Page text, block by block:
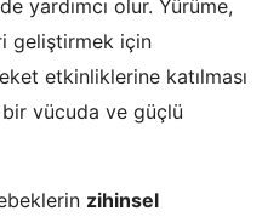
de yardımcı olur. Yürüme,
geliştirmek için
etkinliklerine katılması
bir vücuda ve güçlü
zihinsel